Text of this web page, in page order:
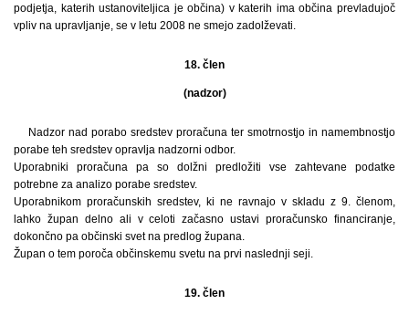
podjetja, katerih ustanoviteljica je občina) v katerih ima občina prevladujoč
vpliv na upravljanje, se v letu 2008 ne smejo zadolževati.
18. člen
(nadzor)
Nadzor nad porabo sredstev proračuna ter smotrnostjo in namembnostjo
porabe teh sredstev opravlja nadzorni odbor.
Uporabniki proračuna pa so dolžni predložiti vse zahtevane podatke
potrebne za analizo porabe sredstev.
Uporabnikom proračunskih sredstev, ki ne ravnajo v skladu z 9. členom,
lahko župan delno ali v celoti začasno ustavi proračunsko financiranje,
dokončno pa občinski svet na predlog župana.
Župan o tem poroča občinskemu svetu na prvi naslednji seji.
19. člen